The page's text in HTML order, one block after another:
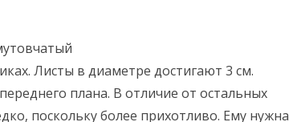
Листы в диаметре достигают 3 см.
плана. В отличие от остальных
поскольку более прихотливо. Ему нужна